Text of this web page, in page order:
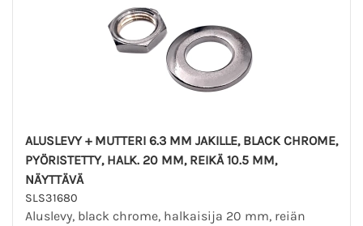
ALUSLEVY + MUTTERI 6.3 MM JAKILLE, BLACK CHROME,
PYÖRISTETTY, HALK. 20 MM, REIKÄ 10.5 MM,
NÄYTTÄVÄ
SLS31680
Aluslevy, black chrome, halkaisija 20 mm, reiän